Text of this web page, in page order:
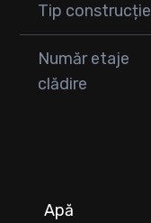
Tip construcție
Număr etaje
clădire
Apă